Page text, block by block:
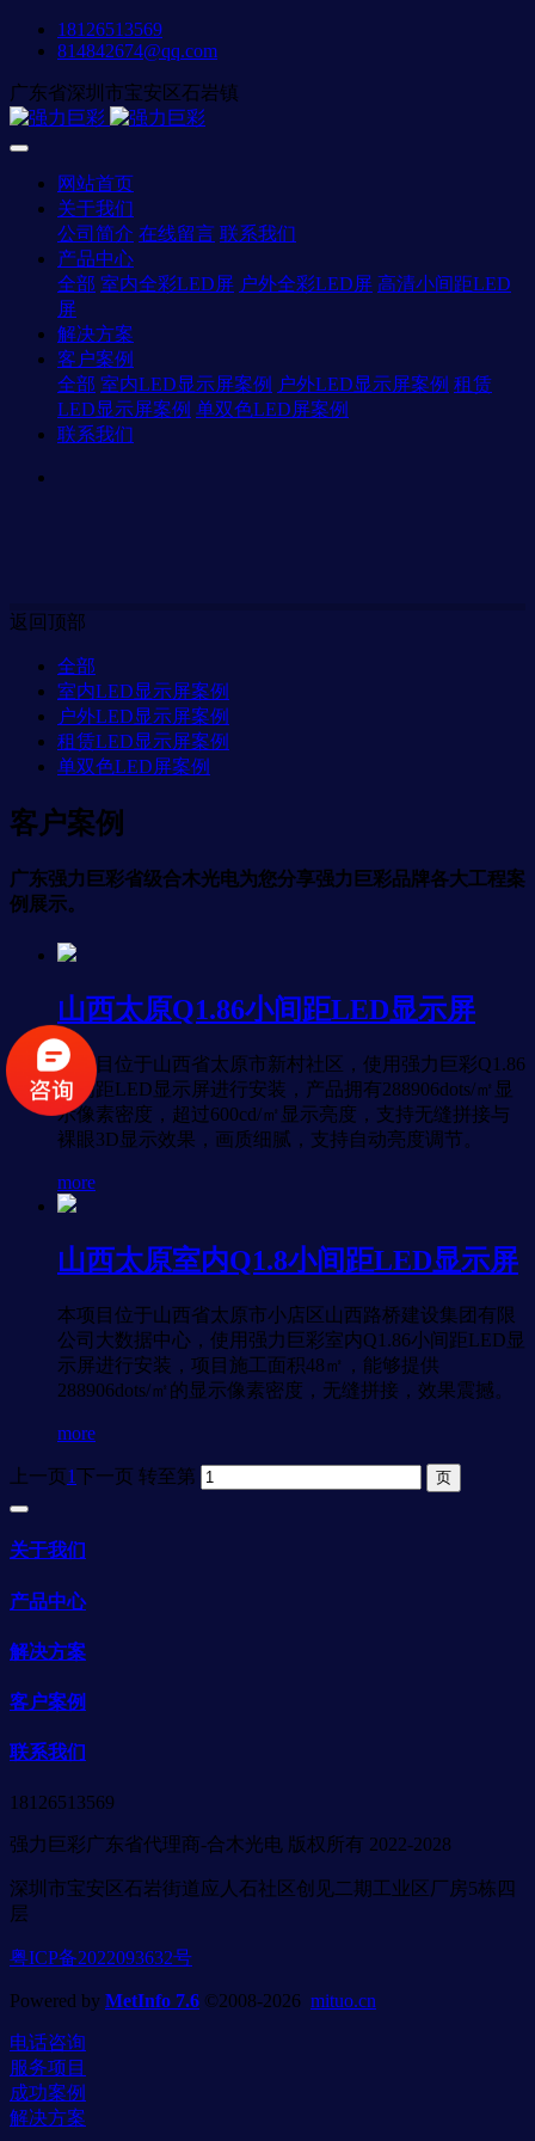
18126513569
814842674@qq.com
广东省深圳市宝安区石岩镇
网站首页
关于我们
公司简介 在线留言 联系我们
产品中心
全部 室内全彩LED屏 户外全彩LED屏 高清小间距LED
屏
解决方案
客户案例
全部 室内LED显示屏案例 户外LED显示屏案例 租赁
LED显示屏案例 单双色LED屏案例
联系我们
返回顶部
全部
室内LED显示屏案例
户外LED显示屏案例
租赁LED显示屏案例
单双色LED屏案例
客户案例
广东强力巨彩省级合木光电为您分享强力巨彩品牌各大工程案
例展示。
山西太原Q1.86小间距LED显示屏
本项目位于山西省太原市新村社区，使用强力巨彩Q1.86
小间距LED显示屏进行安装，产品拥有288906dots/㎡显
示像素密度，超过600cd/㎡显示亮度，支持无缝拼接与
裸眼3D显示效果，画质细腻，支持自动亮度调节。
more
山西太原室内Q1.8小间距LED显示屏
本项目位于山西省太原市小店区山西路桥建设集团有限
公司大数据中心，使用强力巨彩室内Q1.86小间距LED显
示屏进行安装，项目施工面积48㎡，能够提供
288906dots/㎡的显示像素密度，无缝拼接，效果震撼。
more
上一页1下一页 转至第
关于我们
产品中心
解决方案
客户案例
联系我们
18126513569
强力巨彩广东省代理商-合木光电 版权所有 2022-2028
深圳市宝安区石岩街道应人石社区创见二期工业区厂房5栋四
层
粤ICP备2022093632号
Powered by MetInfo 7.6 ©2008-2026 mituo.cn
电话咨询
服务项目
成功案例
解决方案